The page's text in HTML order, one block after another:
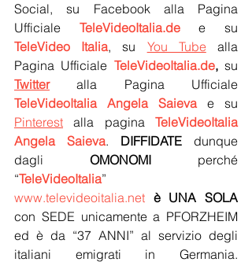
Social, su Facebook alla Pagina
Ufficiale TeleVideoItalia.de
TeleVideo Italia, su You Tube alla
Pagina Ufficiale TeleVideoItalia.de,
Twitter
TeleVideoItalia Angela Saieva
Pinterest alla pagina TeleVideoItalia
Angela Saieva. DIFFIDATE dunque
dagli OMONOMI perché
“TeleVideoItalia
www.televideoitalia.net è UNA SOLA
con SEDE unicamente a PFORZHEIM
ed è da “37 ANNI” al servizio degli
italiani emigrati in Germania.